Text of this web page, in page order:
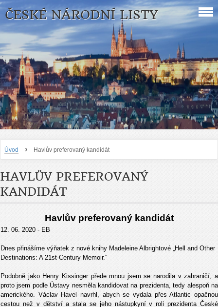
ČESKÉ NÁRODNÍ LISTY
Úvod › Havlův preferovaný kandidát
HAVLŮV PREFEROVANÝ
KANDIDÁT
Havlův preferovaný kandidát
12. 06. 2020 - EB
Dnes přinášíme výňatek z nové knihy Madeleine Albrightové „Hell and Other
Destinations: A 21st-Century Memoir.“
Podobně jako Henry Kissinger přede mnou jsem se narodila v zahraničí, a
proto jsem podle Ústavy nesměla kandidovat na prezidenta, tedy alespoň na
amerického. Václav Havel navrhl, abych se vydala přes Atlantic opačnou
cestou než v dětství a stala se jeho nástupkyní v roli prezidenta České